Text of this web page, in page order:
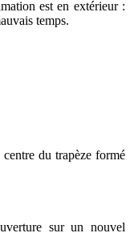
est en extérieur :
temps.
du trapèze formé
sur un nouvel